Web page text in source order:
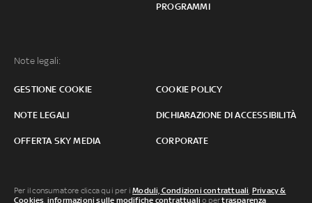
PROGRAMMI
Note legali:
GESTIONE COOKIE COOKIE POLICY
NOTE LEGALI DICHIARAZIONE DI ACCESSIBILITÀ
OFFERTA SKY MEDIA CORPORATE
Per il consumatore clicca qui per iModuli, Condizioni contrattuali, Privacy &
Cookies, informazioni sulle modifiche contrattuali o pertrasparenza